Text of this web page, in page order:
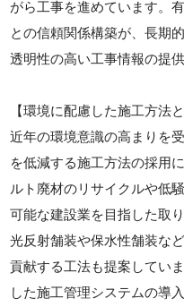
がら工事を進めています。
との信頼関係構築が、長期
透明性の高い工事情報の提
【環境に配慮した施工方法
近年の環境意識の高まりを
を低減する施工方法の採用
ルト廃材のリサイクルや低
可能な建設業を目指した取
光反射舗装や保水性舗装な
貢献する工法も提案してい
した施工管理システムの導